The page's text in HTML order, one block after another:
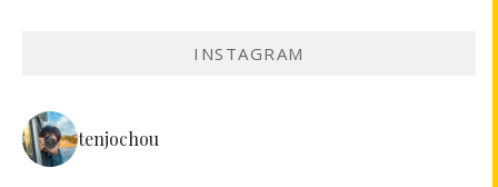
INSTAGRAM
tenjochou